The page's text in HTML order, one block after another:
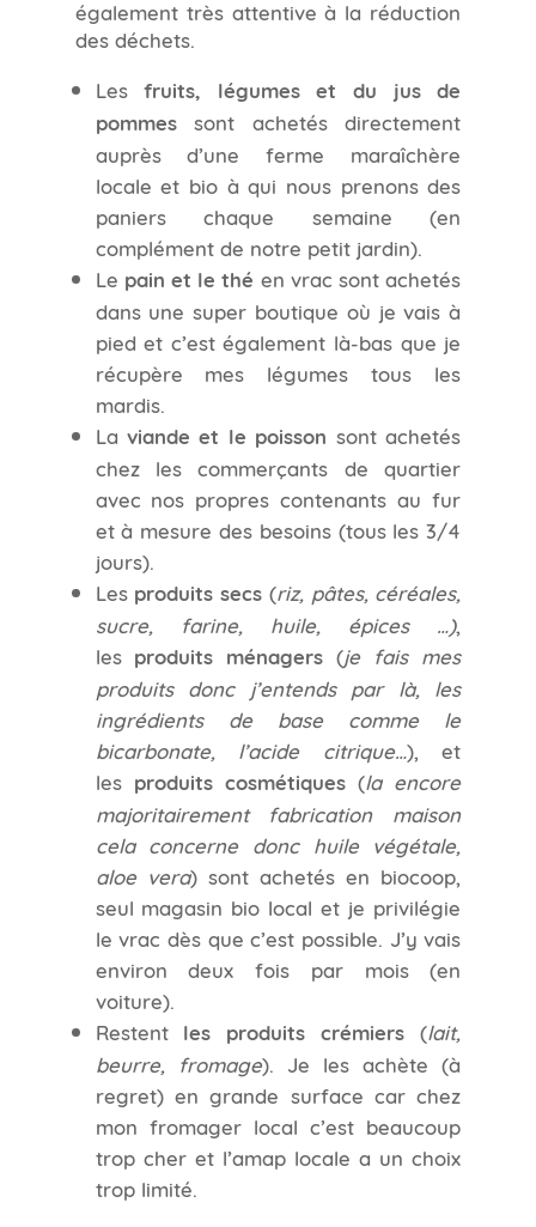
également très attentive à la réduction
des déchets.
Lesfruits, légumes et du jus de
pommessont achetés directement
auprès d’une ferme maraîchère
locale et bio à qui nous prenons des
paniers chaque semaine (en
complément de notre petit jardin).
Le pain et le thé en vrac sont achetés
dans une super boutique où je vais à
pied et c’est également là-bas que je
récupère mes légumes tous les
mardis.
La viande et le poisson sont achetés
chez les commerçants de quartier
avec nos propres contenants au fur
et à mesure des besoins (tous les 3/4
jours).
Les produits secs (riz, pâtes, céréales,
sucre, farine, huile, épices …),
les produits ménagers (je fais mes
produits donc j’entends par là, les
ingrédients de base comme le
bicarbonate, l’acide citrique… ), et
les produits cosmétiques(la encore
majoritairement fabrication maison
cela concerne donc huile végétale,
aloe vera) sont achetés en biocoop,
seul magasin bio local et je privilégie
le vrac dès que c’est possible. J’y vais
environ deux fois par mois (en
voiture).
Restent les produits crémiers (lait,
beurre, fromage). Je les achète (à
regret) en grande surface car chez
mon fromager local c’est beaucoup
trop cher et l’amap locale a un choix
trop limité.